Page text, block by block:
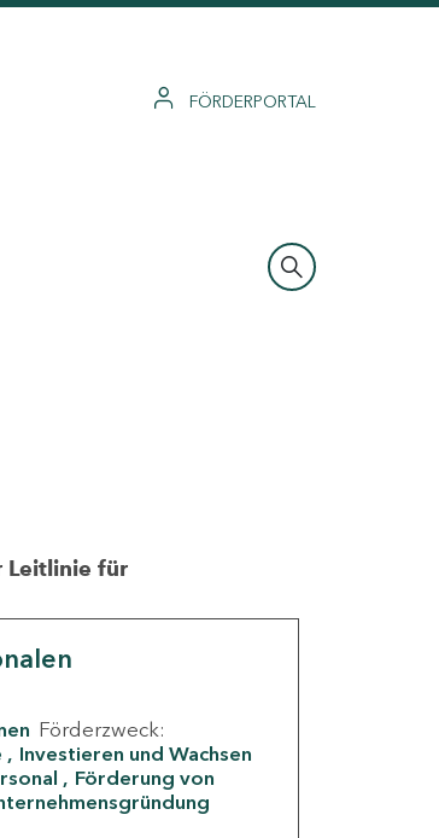
FÖRDERPORTAL
Leitlinie für
Förderzweck:
Investieren und Wachsen
Förderung von